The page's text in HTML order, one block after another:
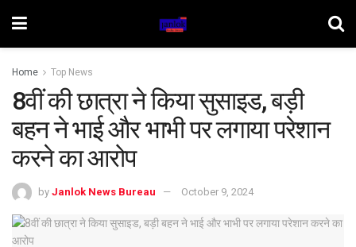
Home Top News
8वीं की छात्रा ने किया सुसाइड, बड़ी
बहन ने भाई और भाभी पर लगाया परेशान
करने का आरोप
by Janlok News Bureau October 9, 2024